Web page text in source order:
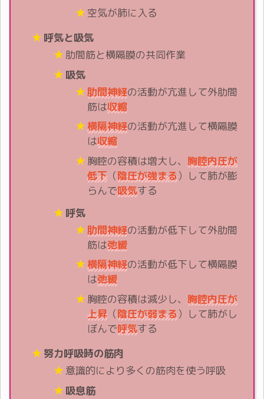
空気が肺に入る
呼気と吸気
肋間筋と横隔膜の共同作業
吸気
肋間神経の活動が亢進して外肋間
筋は収縮
横隔神経の活動が亢進して横隔膜
は収縮
胸腔の容積は増大し、 胸腔内圧が
低下 （陰圧が強まる）して肺が膨
らんで吸気する
呼気
肋間神経の活動が低下して外肋間
筋は弛緩
横隔神経の活動が低下して横隔膜
は弛緩
胸腔の容積は減少し、 胸腔内圧が
上昇 （陰圧が弱まる）して肺がし
ぼんで呼気する
努力呼吸時の筋肉
意識的により多くの筋肉を使う呼吸
吸息筋